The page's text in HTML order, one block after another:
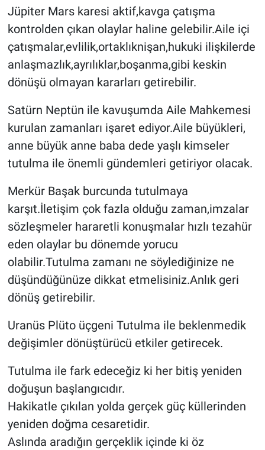
Jüpiter Mars karesi aktif,kavga çatışma
kontrolden çıkan olaylar haline gelebilir.Aile içi
çatışmalar,evlilik,ortaklıknişan,hukuki ilişkilerde
anlaşmazlık,ayrılıklar,boşanma,gibi keskin
dönüşü olmayan kararları getirebilir.
Satürn Neptün ile kavuşumda Aile Mahkemesi
kurulan zamanları işaret ediyor.Aile büyükleri,
anne büyük anne baba dede yaşlı kimseler
tutulma ile önemli gündemleri getiriyor olacak.
Merkür Başak burcunda tutulmaya
karşıt.İletişim çok fazla olduğu zaman,imzalar
sözleşmeler hararetli konuşmalar hızlı tezahür
eden olaylar bu dönemde yorucu
olabilir.Tutulma zamanı ne söylediğinize ne
düşündüğünüze dikkat etmelisiniz.Anlık geri
dönüş getirebilir.
Uranüs Plüto üçgeni Tutulma ile beklenmedik
değişimler dönüştürücü etkiler getirecek.
Tutulma ile fark edeceğiz ki her bitiş yeniden
doğuşun başlangıcıdır.
Hakikatle çıkılan yolda gerçek güç küllerinden
yeniden doğma cesaretidir.
Aslında aradığın gerçeklik içinde ki öz